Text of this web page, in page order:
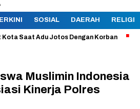
SOSIAL DAERAH RELIGI
Adu Jotos Dengan Korban Aman
Muslimin Indonesia
Kinerja Polres